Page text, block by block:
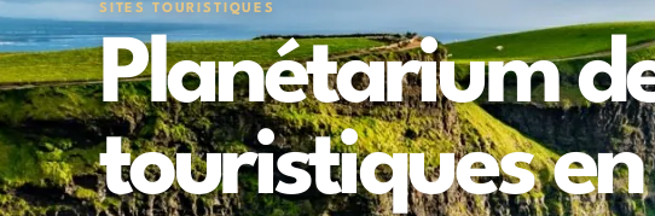
SITES TOURISTIQUES
Planétarium
touristiques